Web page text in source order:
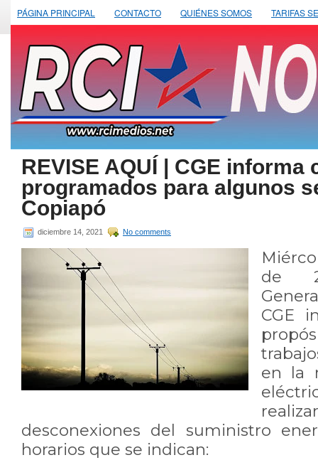
PÁGINA PRINCIPAL CONTACTO QUIÉNES SOMOS TARIFAS
REVISE AQUÍ | CGE informa
programados para algunos
Copiapó
diciembre 14, 2021 No comments
de
CGE
en la
desconexiones del suministro
horarios que se indican: